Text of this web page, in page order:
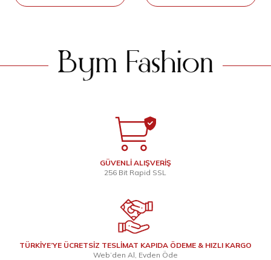
GÜVENLİ ALIŞVERİŞ
256 Bit Rapid SSL
TÜRKİYE’YE ÜCRETSİZ TESLİMAT KAPIDA ÖDEME & HIZLI KARGO
Web’den Al, Evden Öde